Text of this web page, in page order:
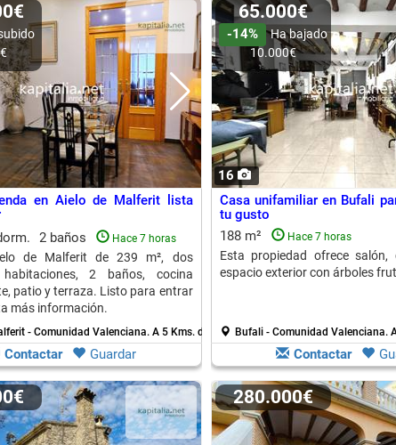
en Aielo de Malferit lista
2 baños Hace 7 horas
de Malferit de 239 m², dos
2 baños, cocina
patio y terraza. Listo para entrar
más información.
- Comunidad Valenciana. A 5 Kms. de L´ Olleria
Contactar Guardar
16
65.000€
-14%
Ha bajado
10.000€
Casa unifamiliar en Bufali
tu gusto
188 m²
Hace 7 horas
Esta propiedad ofrece salón,
espacio exterior con árboles
Bufali - Comunidad Valenciana.
Contactar
280.000€